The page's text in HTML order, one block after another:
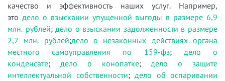
качество и эффективность наших услуг. Например,
это дело о взыскании упущенной выгоды в размере 6,9
млн. рублей;дело о взыскании задолженности в размере
2,2 млн. рублей;дело о незаконных действиях органа
местного самоуправления по 159-фз; дело о
конденсате; дело о конопатке;дело о защите
интеллектуальной собственности; дело об оспаривании